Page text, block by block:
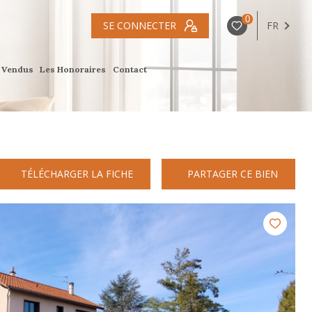
SE CONNECTER 0 FR
Les Honoraires Contact
TÉLÉCHARGER LA FICHE PARTAGER CE BIEN